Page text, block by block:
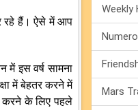
रहे हैं। ऐसे में आप
में इस वर्ष सामना
में बेहतर करने में
करने के लिए पहले